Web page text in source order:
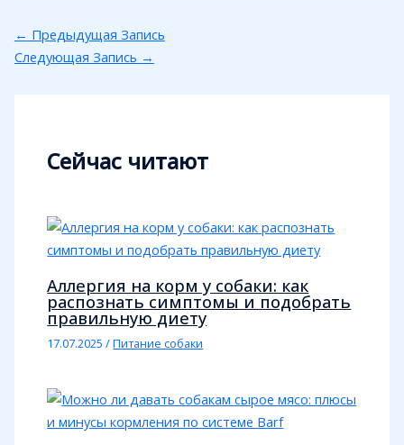
← Предыдущая Запись
Следующая Запись →
Сейчас читают
Аллергия на корм у собаки: как
распознать симптомы и подобрать
правильную диету
17.07.2025/Питание собаки